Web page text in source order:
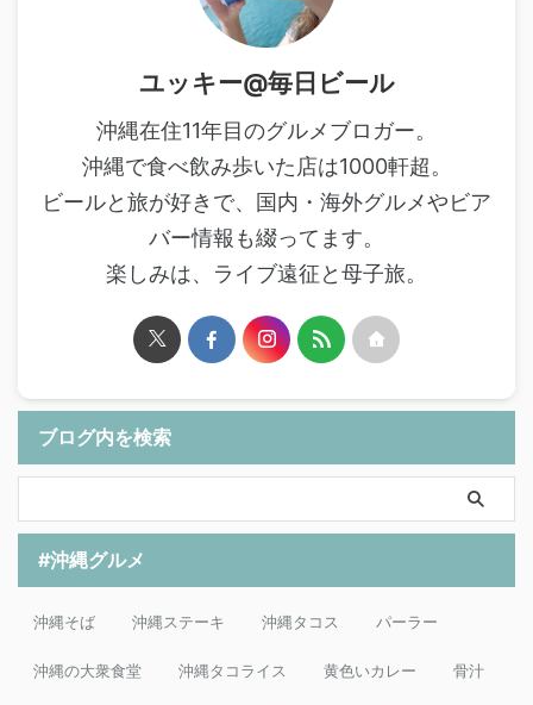
ユッキー@毎日ビール
沖縄在住11年目のグルメブロガー。
沖縄で食べ飲み歩いた店は1000軒超。
ビールと旅が好きで、国内・海外グルメやビア
バー情報も綴ってます。
楽しみは、ライブ遠征と母子旅。
ブログ内を検索
#沖縄グルメ
沖縄そば 沖縄ステーキ 沖縄タコス パーラー
沖縄の大衆食堂 沖縄タコライス 黄色いカレー 骨汁